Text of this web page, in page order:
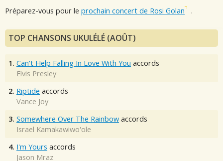
Préparez-vous pour le prochain concert de Rosi Golan .
TOP CHANSONS UKULÉLÉ (AOÛT)
1. Can't Help Falling In Love With You accords
Elvis Presley
2. Riptide accords
Vance Joy
3. Somewhere Over The Rainbow accords
Israel Kamakawiwo'ole
4. I'm Yours accords
Jason Mraz